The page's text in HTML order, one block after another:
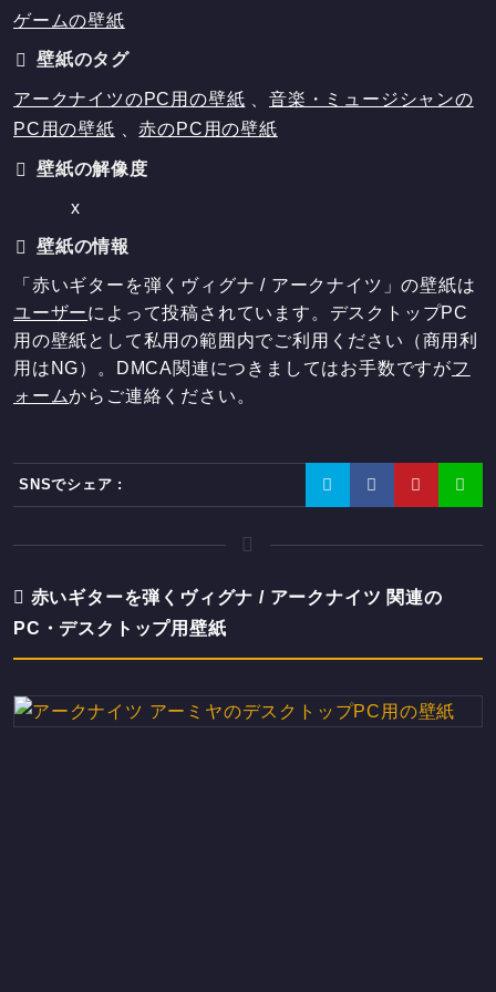
ゲームの壁紙
壁紙のタグ
アークナイツのPC用の壁紙 、音楽・ミュージシャンの
PC用の壁紙 、赤のPC用の壁紙
壁紙の解像度
x
壁紙の情報
「赤いギターを弾くヴィグナ / アークナイツ」の壁紙は
ユーザーによって投稿されています。デスクトップPC
用の壁紙として私用の範囲内でご利用ください（商用利
用はNG）。DMCA関連につきましてはお手数ですがフ
ォームからご連絡ください。
SNSでシェア :
赤いギターを弾くヴィグナ / アークナイツ 関連の
PC・デスクトップ用壁紙